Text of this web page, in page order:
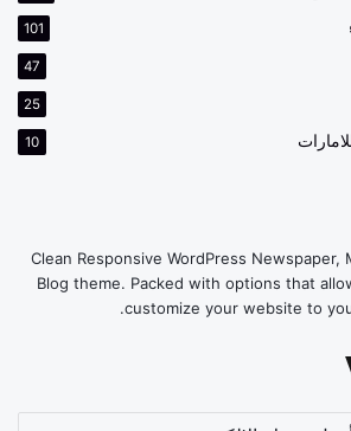
101
47
25
10
Clean Responsive WordPress Newspaper,
Blog theme. Packed with options that
customize your website to